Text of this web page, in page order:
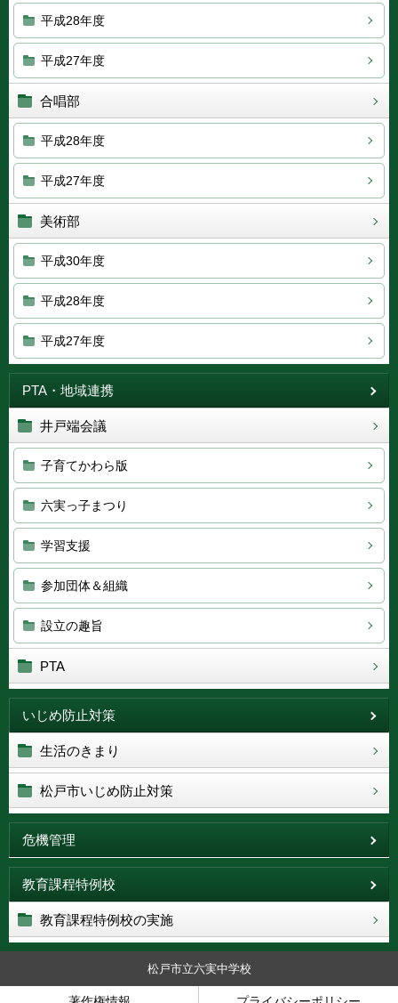
平成28年度
平成27年度
合唱部
平成28年度
平成27年度
美術部
平成30年度
平成28年度
平成27年度
PTA・地域連携
井戸端会議
子育てかわら版
六実っ子まつり
学習支援
参加団体＆組織
設立の趣旨
PTA
いじめ防止対策
生活のきまり
松戸市いじめ防止対策
危機管理
教育課程特例校
教育課程特例校の実施
松戸市立六実中学校